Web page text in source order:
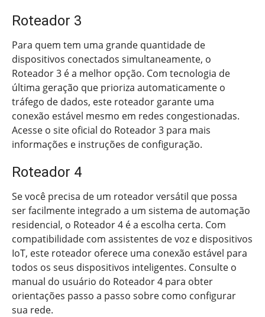
Roteador 3
Para quem tem uma grande quantidade de
dispositivos conectados simultaneamente, o
Roteador 3 é a melhor opção. Com tecnologia de
última geração que prioriza automaticamente o
tráfego de dados, este roteador garante uma
conexão estável mesmo em redes congestionadas.
Acesse o site oficial do Roteador 3 para mais
informações e instruções de configuração.
Roteador 4
Se você precisa de um roteador versátil que possa
ser facilmente integrado a um sistema de automação
residencial, o Roteador 4 é a escolha certa. Com
compatibilidade com assistentes de voz e dispositivos
IoT, este roteador oferece uma conexão estável para
todos os seus dispositivos inteligentes. Consulte o
manual do usuário do Roteador 4 para obter
orientações passo a passo sobre como configurar
sua rede.